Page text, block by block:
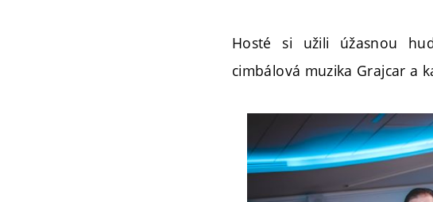
Hosté si užili úžasnou
cimbálová muzika Grajcar a